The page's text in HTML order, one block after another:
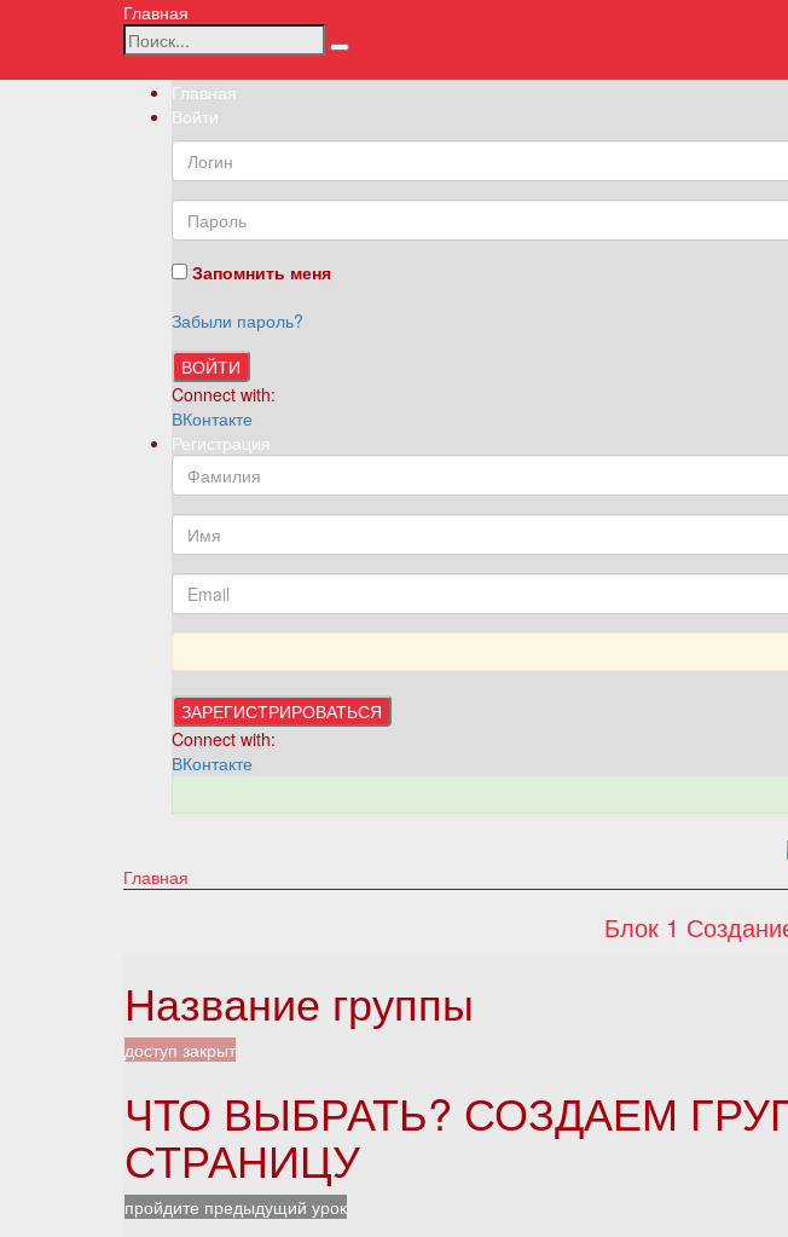
Главная
Главная
Войти
Запомнить меня
Забыли пароль?
ВОЙТИ
Connect with:
ВКонтакте
Регистрация
Connect with:
ВКонтакте
Главная
Блок 1
Название группы
доступ закрыт
ЧТО ВЫБРАТЬ? СОЗДАЕМ
СТРАНИЦУ
пройдите предыдущий урок